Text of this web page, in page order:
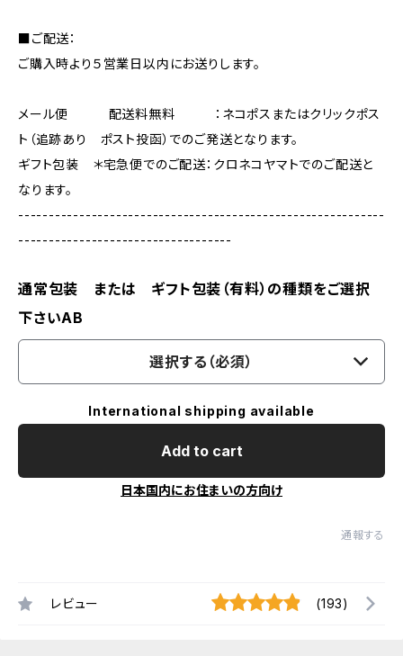
■ご配送：
ご購入時より５営業日以内にお送りします。
メール便 配送料無料 ：ネコポスまたはクリックポス
ト（追跡あり ポスト投函）でのご発送となります。
ギフト包装 ＊宅急便でのご配送：クロネコヤマトでのご配送と
なります。
------------------------------------------------------------
-----------------------------------
通常包装 または ギフト包装（有料）の種類をご選択
下さいAB
選択する（必須）
International shipping available
Add to cart
日本国内にお住まいの方向け
通報する
レビュー (193)